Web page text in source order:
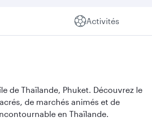
Activités
de Thaïlande, Phuket. Découvrez le
de marchés animés et de
en Thaïlande.